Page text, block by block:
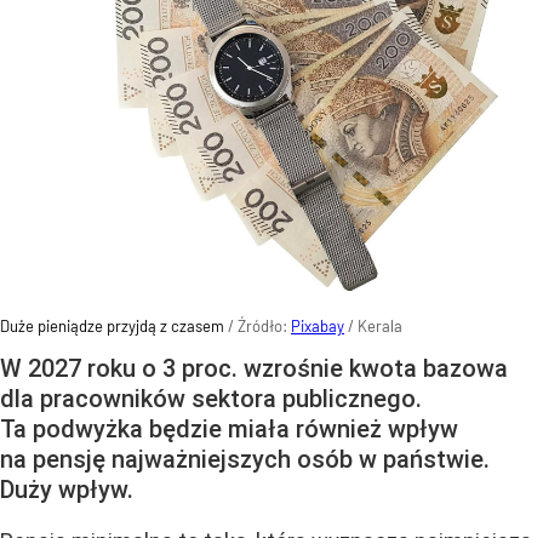
Duże pieniądze przyjdą z czasem / Źródło: Pixabay/ Kerala
W 2027 roku o 3 proc. wzrośnie kwota bazowa
dla pracowników sektora publicznego.
Ta podwyżka będzie miała również wpływ
na pensję najważniejszych osób w państwie.
Duży wpływ.